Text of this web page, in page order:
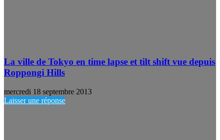
La ville de Tokyo en time lapse et tilt shift vue depuis
Roppongi Hills
mercredi 18 septembre 2013
Laisser une réponse